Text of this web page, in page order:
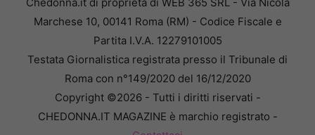
Marchese 10, 00141 Roma (RM) - Codice Fiscale e
Partita I.V.A. 12279101005
Testata Giornalistica registrata presso il Tribunale di
Roma con n°149/2020 del 16/12/2020
Copyright ©2026 - Tutti i diritti riservati -
CHEDONNA.IT MAGAZINE è marchio registrato -